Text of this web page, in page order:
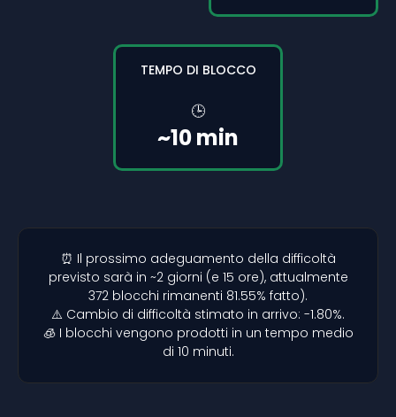
TEMPO DI BLOCCO
🕒
~10 min
⏰ Il prossimo adeguamento della difficoltà
previsto sarà in ~2 giorni (e 15 ore), attualmente
372 blocchi rimanenti 81.55% fatto).
⚠️ Cambio di difficoltà stimato in arrivo: -1.80%.
🧊 I blocchi vengono prodotti in un tempo medio
di 10 minuti.